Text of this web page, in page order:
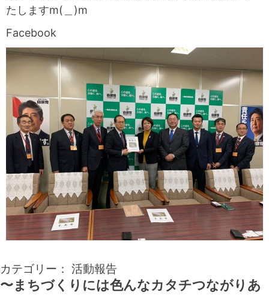
たしますm(＿)m
Facebook
カテゴリー： 活動報告
〜まちづくりには色んなカタチつながりあ